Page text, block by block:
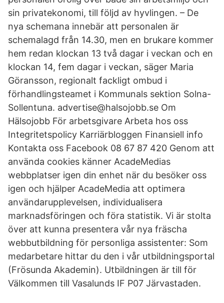
sin privatekonomi, till följd av hyvlingen. – De
nya schemana innebär att personalen är
schemalagd från 14.30, men en brukare kommer
hem redan klockan 13 två dagar i veckan och en
klockan 14, fem dagar i veckan, säger Maria
Göransson, regionalt fackligt ombud i
förhandlingsteamet i Kommunals sektion Solna-
Sollentuna. advertise@halsojobb.se Om
Hälsojobb För arbetsgivare Arbeta hos oss
Integritetspolicy Karriärbloggen Finansiell info
Kontakta oss Facebook 08 67 87 420 Genom att
använda cookies känner AcadeMedias
webbplatser igen din enhet när du besöker oss
igen och hjälper AcadeMedia att optimera
användarupplevelsen, individualisera
marknadsföringen och föra statistik. Vi är stolta
över att kunna presentera vår nya fräscha
webbutbildning för personliga assistenter: Som
medarbetare hittar du den i vår utbildningsportal
(Frösunda Akademin). Utbildningen är till för
Välkommen till Vasalunds IF P07 Järvastaden.